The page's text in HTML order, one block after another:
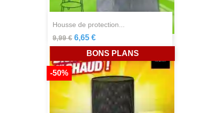
housse de protection...
9,99 € 6,65 €
-50%
BONS PLANS